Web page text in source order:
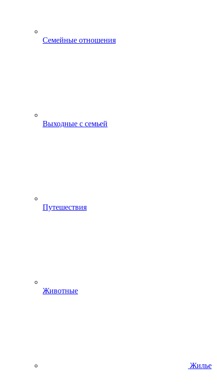
Семейные отношения
Выходные с семьей
Путешествия
Животные
Жилье